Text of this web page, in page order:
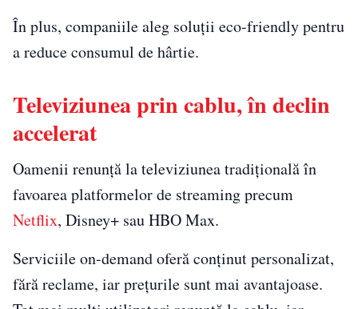
În plus, companiile aleg soluții eco-friendly pentru
a reduce consumul de hârtie.
Televiziunea prin cablu, în declin
accelerat
Oamenii renunță la televiziunea tradițională în
favoarea platformelor de streaming precum
Netflix, Disney+ sau HBO Max.
Serviciile on-demand oferă conținut personalizat,
fără reclame, iar prețurile sunt mai avantajoase.